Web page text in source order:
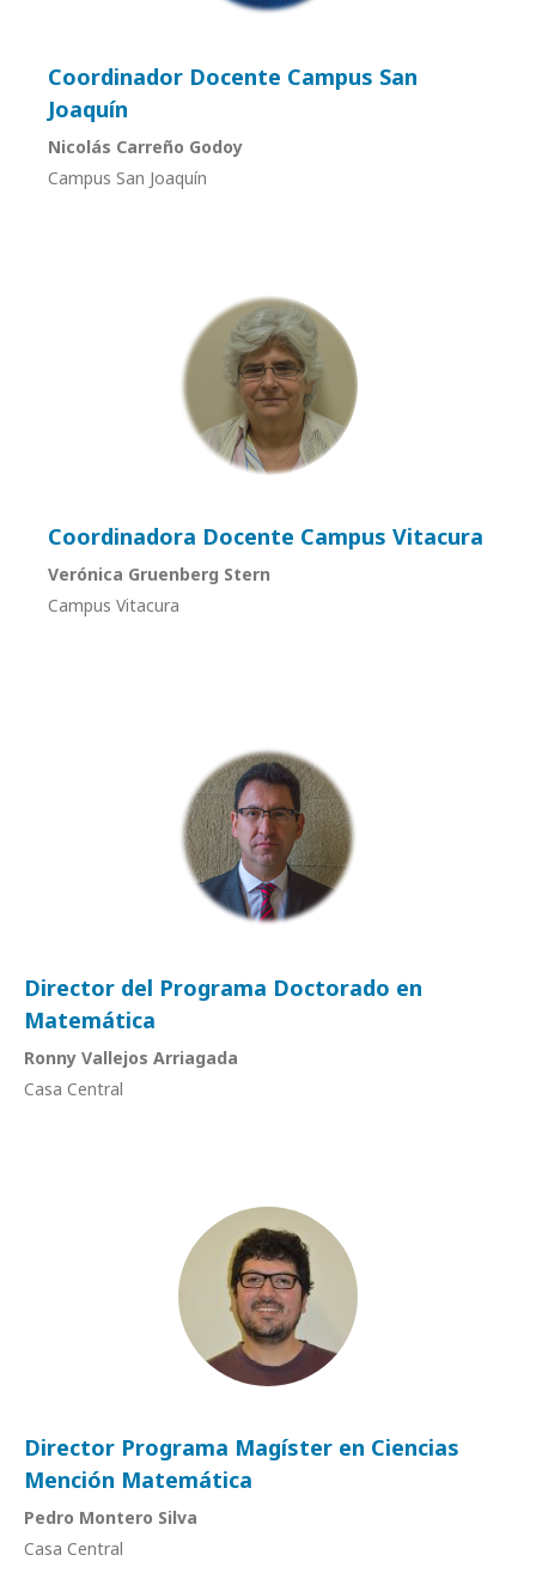
Coordinador Docente Campus San
Joaquín
Nicolás Carreño Godoy
Campus San Joaquín
Coordinadora Docente Campus Vitacura
Verónica Gruenberg Stern
Campus Vitacura
Director del Programa Doctorado en
Matemática
Ronny Vallejos Arriagada
Casa Central
Director Programa Magíster en Ciencias
Mención Matemática
Pedro Montero Silva
Casa Central